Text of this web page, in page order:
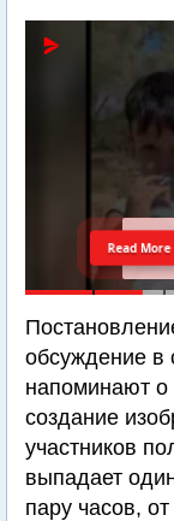
Read More
обсуждение в
напоминают о
создание
участников
выпадает
пару часов,